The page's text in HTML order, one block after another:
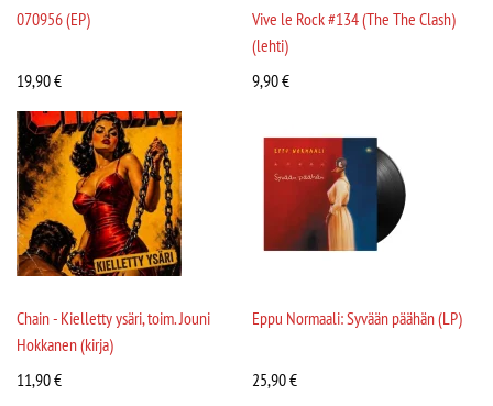
070956 (EP)
19,90€
Vive le Rock #134 (The The Clash)
(lehti)
9,90€
Chain - Kielletty ysäri, toim. Jouni
Hokkanen (kirja)
11,90€
Eppu Normaali: Syvään päähän (LP)
25,90€